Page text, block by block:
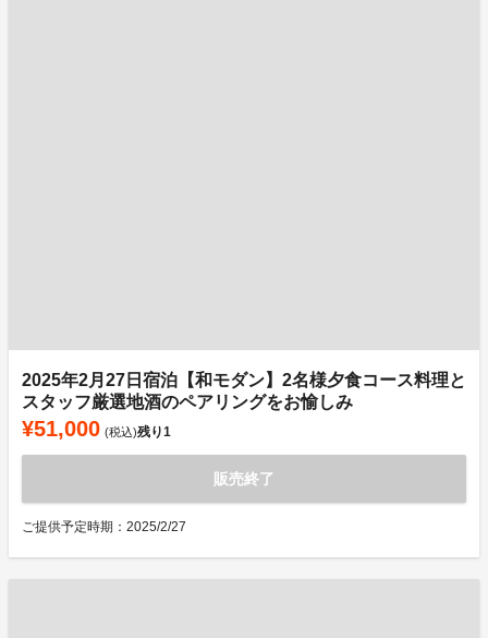
2025年2月27日宿泊【和モダン】2名様夕食コース料理と
スタッフ厳選地酒のペアリングをお愉しみ
¥51,000 (税込)残り1
販売終了
ご提供予定時期：2025/2/27